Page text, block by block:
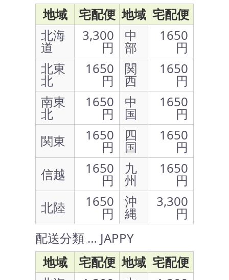
地域
宅配便 地域 宅配便
北海
道
3,300
円
中
部
1650
円
北東
北
1650
円
関
西
1650
円
南東
北
1650
円
中
国
1650
円
関東
1650
円
四
国
1650
円
信越
1650
円
九
州
1650
円
北陸
1650
円
沖
縄
3,300
円
配送分類 … JAPPY
地域
宅配便 地域 宅配便